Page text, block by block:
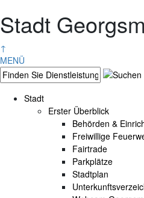
Stadt
↑
MENÜ
Stadt
Erster Überblick
Behörden &
Freiwillige
Fairtrade
Parkplätze
Stadtplan